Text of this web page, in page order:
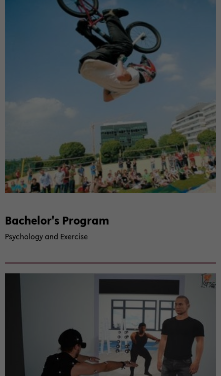
Ba­che­lor's Pro­gram
Psy­cho­lo­gy and Ex­er­ci­se